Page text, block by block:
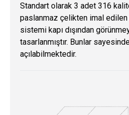
Standart olarak 3 adet 316
paslanmaz çelikten imal
sistemi kapı dışından
tasarlanmıştır. Bunlar
açılabilmektedir.